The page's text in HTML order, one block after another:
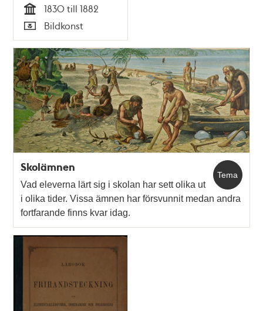
Tid
1830 till 1882
Typ
Bildkonst
Tema
Skolämnen
Vad eleverna lärt sig i skolan har sett olika ut
i olika tider. Vissa ämnen har försvunnit medan andra
fortfarande finns kvar idag.